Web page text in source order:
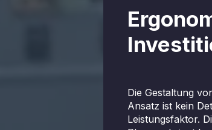
Die Gestaltung
Ansatz ist kein
Leistungsfaktor.